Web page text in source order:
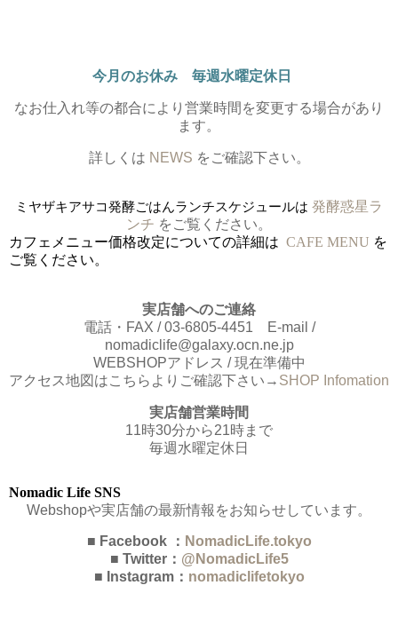
今月のお休み 毎週水曜定休日
なお仕入れ等の都合により営業時間を変更する場合があり
ます。
詳しくは NEWS をご確認下さい。
ミヤザキアサコ発酵ごはんランチスケジュールは 発酵惑星ラ
ンチ をご覧ください。
カフェメニュー価格改定についての詳細は CAFE MENU を
ご覧ください。
実店舗へのご連絡
電話・FAX / 03-6805-4451 E-mail /
nomadiclife@galaxy.ocn.ne.jp
WEBSHOPアドレス / 現在準備中
アクセス地図はこちらよりご確認下さい→ SHOP Infomation
実店舗営業時間
11時30分から21時まで
毎週水曜定休日
Nomadic Life SNS
Webshopや実店舗の最新情報をお知らせしています。
■ Facebook ： NomadicLife.tokyo
■ Twitter： @NomadicLife5
■ Instagram： nomadiclifetokyo